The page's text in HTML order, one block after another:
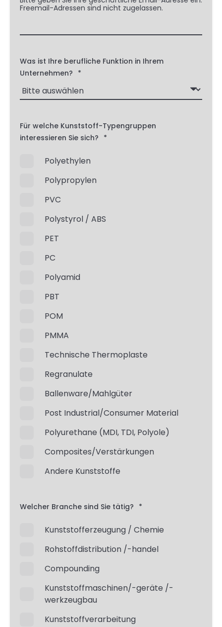
Freemail-Adressen sind nicht zugelassen.
Was ist Ihre berufliche Funktion in Ihrem
Unternehmen? *
Für welche Kunststoff-Typengruppen
interessieren Sie sich? *
Polyethylen
Polypropylen
PVC
Polystyrol / ABS
PET
PC
Polyamid
PBT
POM
PMMA
Technische Thermoplaste
Regranulate
Ballenware/Mahlgüter
Post Industrial/Consumer Material
Polyurethane (MDI, TDI, Polyole)
Composites/Verstärkungen
Andere Kunststoffe
Welcher Branche sind Sie tätig? *
Kunststofferzeugung / Chemie
Rohstoffdistribution /-handel
Compounding
Kunststoffmaschinen/-geräte /-
werkzeugbau
Kunststoffverarbeitung